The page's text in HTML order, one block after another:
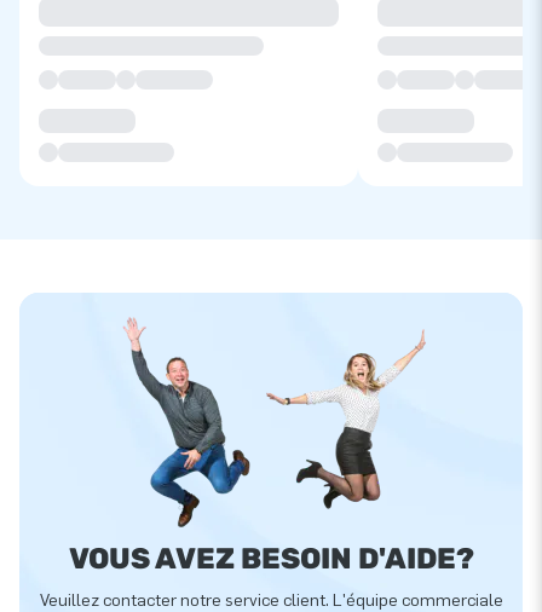
VOUS AVEZ BESOIN D'AIDE?
Veuillez contacter notre service client. L'équipe commerciale